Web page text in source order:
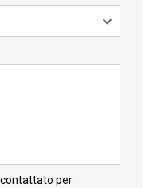
per